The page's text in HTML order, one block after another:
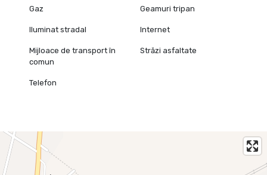
Gaz Geamuri tripan
Iluminat stradal Internet
Mijloace de transport în
comun
Străzi asfaltate
Telefon